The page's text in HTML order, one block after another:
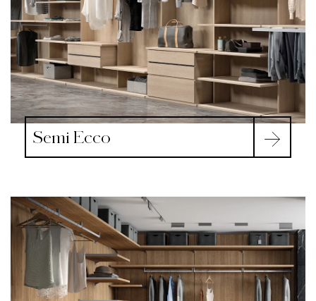
Semi Ecco